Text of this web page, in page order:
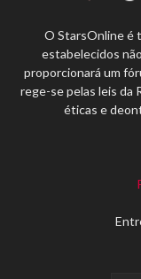
O StarsOnline é
estabelecidos
proporcionará um
rege-se pelas leis da
éticas e